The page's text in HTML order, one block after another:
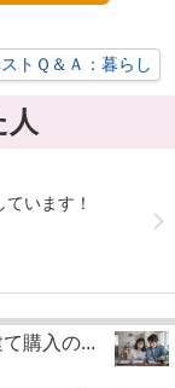
トＱ＆Ａ：暮らし
人
います！
購入の...